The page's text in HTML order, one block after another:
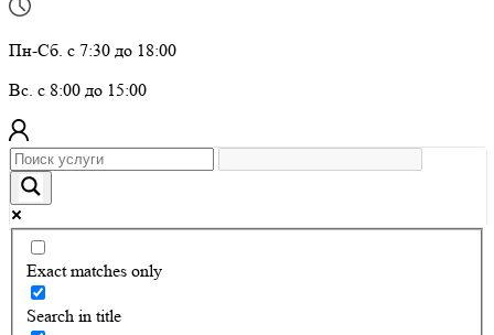
Пн-Сб. с 7:30 до 18:00
Вс. с 8:00 до 15:00
Exact matches only
Search in title